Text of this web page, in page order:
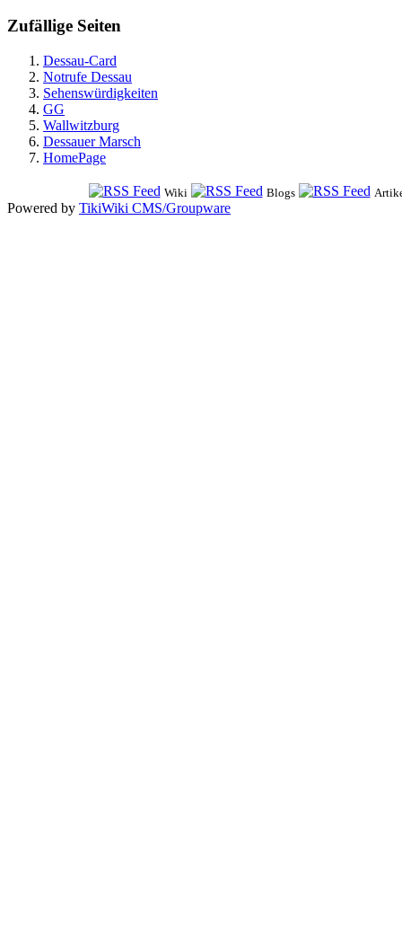
Zufällige Seiten
Dessau-Card
Notrufe Dessau
Sehenswürdigkeiten
GG
Wallwitzburg
Dessauer Marsch
HomePage
Wiki Blogs
Powered by TikiWiki CMS/Groupware